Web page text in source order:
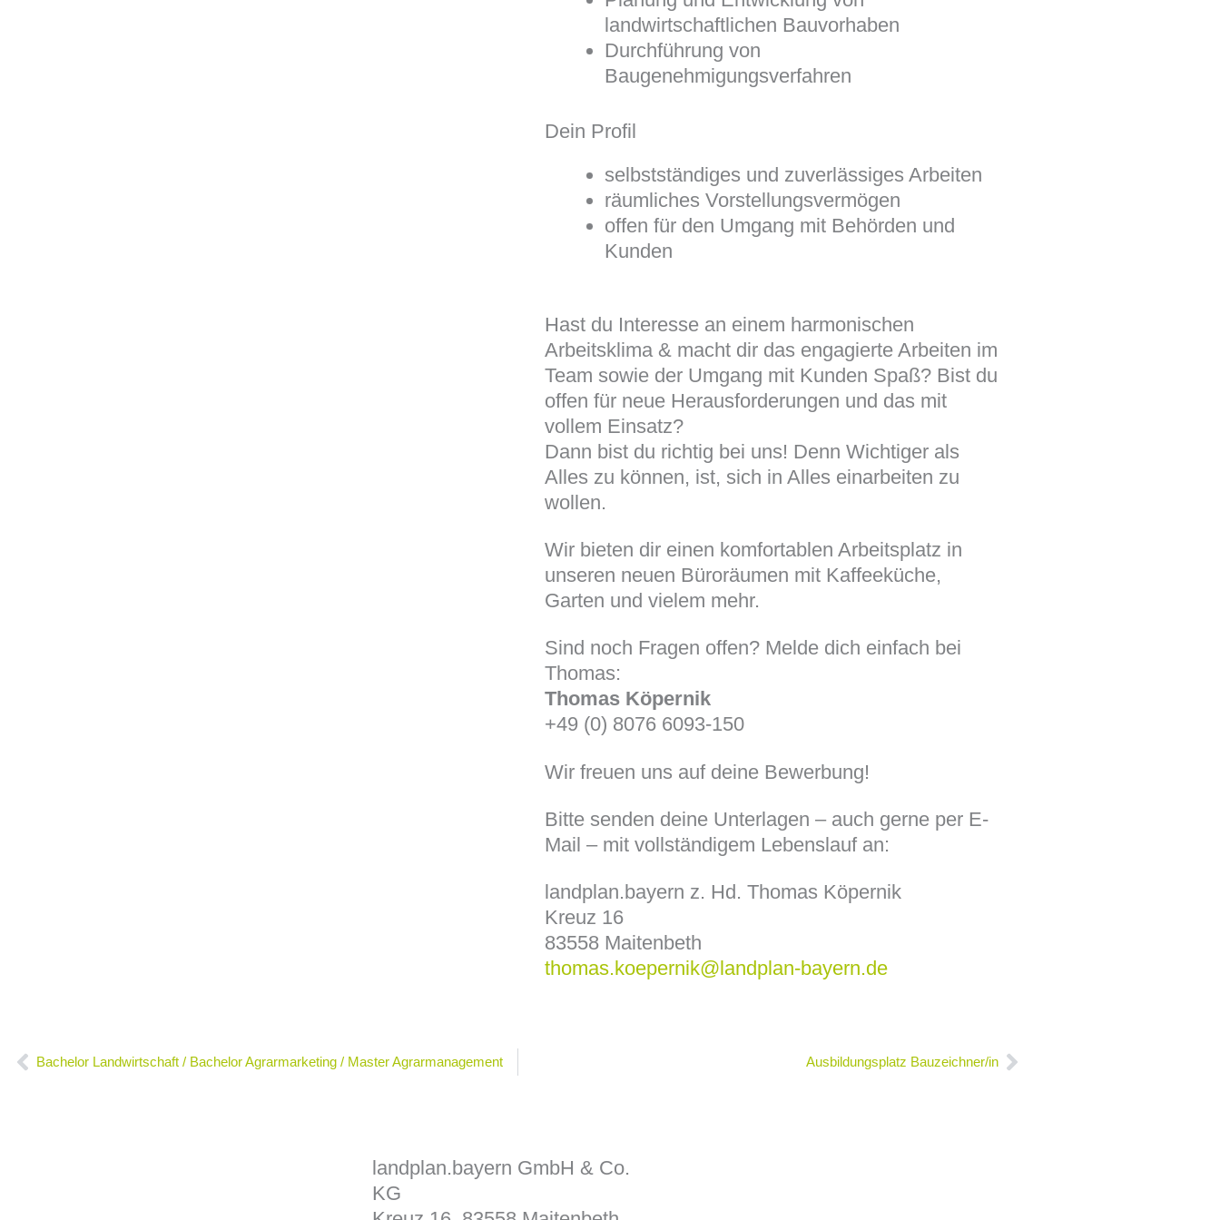
landwirtschaftlichen Bauvorhaben
Durchführung von
Baugenehmigungsverfahren
Dein Profil
selbstständiges und zuverlässiges Arbeiten
räumliches Vorstellungsvermögen
offen für den Umgang mit Behörden und
Kunden
Hast du Interesse an einem harmonischen
Arbeitsklima & macht dir das engagierte Arbeiten im
Team sowie der Umgang mit Kunden Spaß? Bist du
offen für neue Herausforderungen und das mit
vollem Einsatz?
Dann bist du richtig bei uns! Denn Wichtiger als
Alles zu können, ist, sich in Alles einarbeiten zu
wollen.
Wir bieten dir einen komfortablen Arbeitsplatz in
unseren neuen Büroräumen mit Kaffeeküche,
Garten und vielem mehr.
Sind noch Fragen offen? Melde dich einfach bei
Thomas:
Thomas Köpernik
+49 (0) 8076 6093-150
Wir freuen uns auf deine Bewerbung!
Bitte senden deine Unterlagen – auch gerne per E-
Mail – mit vollständigem Lebenslauf an:
landplan.bayern z. Hd. Thomas Köpernik
Kreuz 16
83558 Maitenbeth
thomas.koepernik@landplan-bayern.de
Zurück
Bachelor Landwirtschaft / Bachelor Agrarmarketing / Master Agrarmanagement Ausbildungsplatz Bauzeichner/inNächster
landplan.bayern GmbH & Co.
KG